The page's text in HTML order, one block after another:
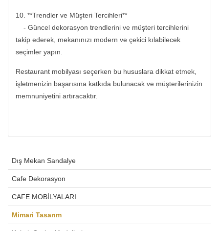
10. **Trendler ve Müşteri Tercihleri**
- Güncel dekorasyon trendlerini ve müşteri tercihlerini
takip ederek, mekanınızı modern ve çekici kılabilecek
seçimler yapın.
Restaurant mobilyası seçerken bu hususlara dikkat etmek,
işletmenizin başarısına katkıda bulunacak ve müşterilerinizin
memnuniyetini artıracaktır.
Dış Mekan Sandalye
Cafe Dekorasyon
CAFE MOBİLYALARI
Mimari Tasarım